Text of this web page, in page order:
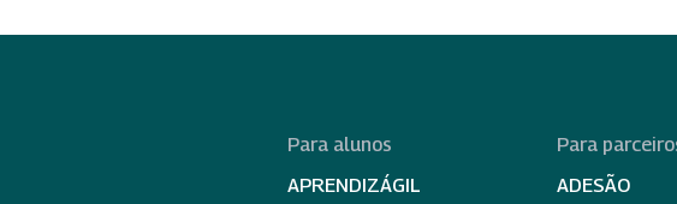
Para alunos
APRENDIZÁGIL
Para
ADESÃO